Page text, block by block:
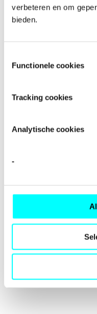
verbeteren en om
bieden.
Functionele cookies
Tracking cookies
Analytische cookies
-